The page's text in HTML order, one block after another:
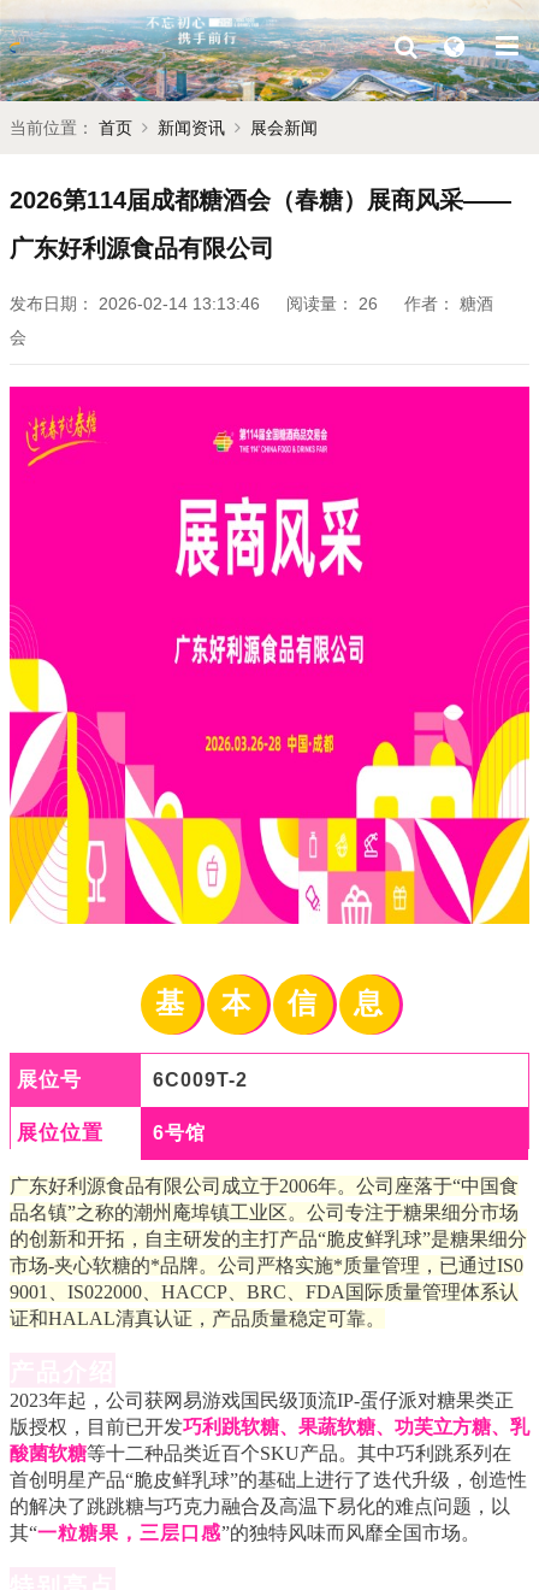
当前位置： 首页 新闻资讯 展会新闻
2026第114届成都糖酒会（春糖）展商风采——
广东好利源食品有限公司
发布日期： 2026-02-14 13:13:46 阅读量： 26 作者：
糖酒
会
基 本 信 息
展位号 6C009T-2
展位位置 6号馆
广东好利源食品有限公司成立于2006年。公司座落于“中国食
品名镇”之称的潮州庵埠镇工业区。公司专注于糖果细分市场
的创新和开拓，自主研发的主打产品“脆皮鲜乳球”是糖果细分
市场-夹心软糖的*品牌。公司严格实施*质量管理，已通过IS0
9001、IS022000、HACCP、BRC、FDA国际质量管理体系认
证和HALAL清真认证，产品质量稳定可靠。
2023年起，公司获网易游戏国民级顶流IP-蛋仔派对糖果类正
版授权，目前已开发巧利跳软糖、果蔬软糖、功芙立方糖、乳
酸菌软糖等十二种品类近百个SKU产品。其中巧利跳系列在
首创明星产品“脆皮鲜乳球”的基础上进行了迭代升级，创造性
的解决了跳跳糖与巧克力融合及高温下易化的难点问题，以
其“一粒糖果，三层口感”的独特风味而风靡全国市场。